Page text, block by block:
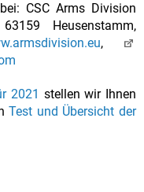
CSC Arms Division
Heusenstamm,
,
2021 stellen wir Ihnen
Test und Übersicht der